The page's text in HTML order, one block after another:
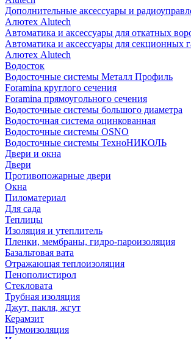
Дополнительные аксессуары и
Алютех Alutech
Автоматика и аксессуары для откатных
Автоматика и аксессуары для секционных
Алютех Alutech
Водосток
Водосточные системы Металл Профиль
Foramina круглого сечения
Foramina прямоугольного сечения
Водосточные системы большого диаметра
Водосточная система оцинкованная
Водосточные системы OSNO
Водосточные системы ТехноНИКОЛЬ
Двери и окна
Двери
Противопожарные двери
Окна
Пиломатериал
Для сада
Теплицы
Изоляция и утеплитель
Пленки, мембраны, гидро-пароизоляция
Базальтовая вата
Отражающая теплоизоляция
Пенополистирол
Стекловата
Трубная изоляция
Джут, пакля, жгут
Керамзит
Шумоизоляция